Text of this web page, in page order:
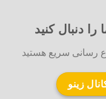
را دنبال کنید
رسانی سریع هستید
زینو